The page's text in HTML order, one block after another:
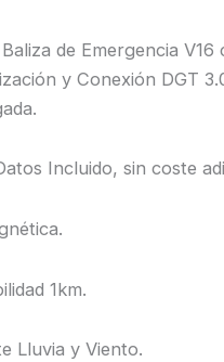
de Emergencia V16
y Conexión DGT
Incluido, sin coste
1km.
Lluvia y Viento.